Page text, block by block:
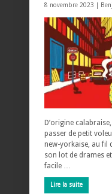
8 novembre 2023 |
D’origine
passer de petit
new-yorkaise, au fil
son lot de drames
facile …
Lire la suite